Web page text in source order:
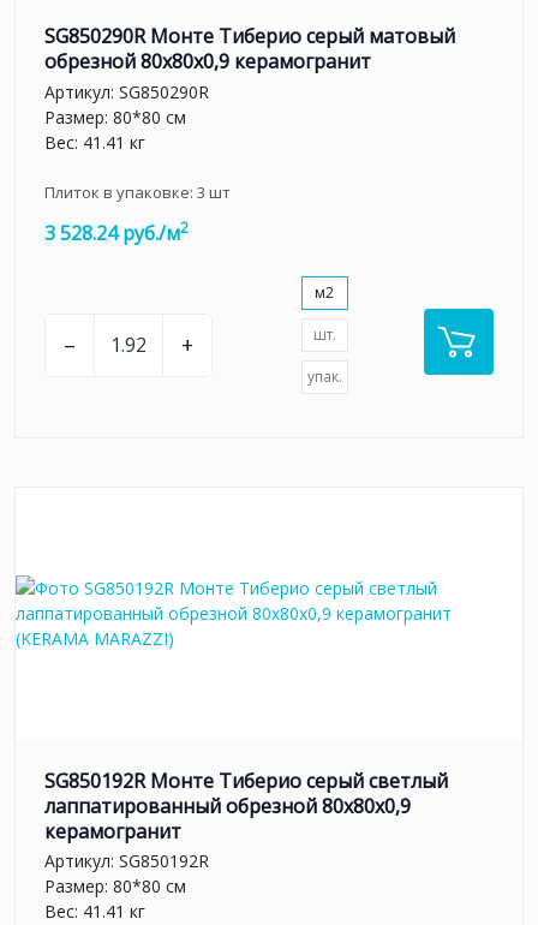
SG850290R Монте Тиберио серый матовый
обрезной 80x80x0,9 керамогранит
Артикул: SG850290R
Размер: 80*80 см
Вес: 41.41 кг
Плиток в упаковке: 3 шт
3 528.24 руб./м2
– +
м2
шт.
упак.
SG850192R Монте Тиберио серый светлый
лаппатированный обрезной 80x80x0,9
керамогранит
Артикул: SG850192R
Размер: 80*80 см
Вес: 41.41 кг